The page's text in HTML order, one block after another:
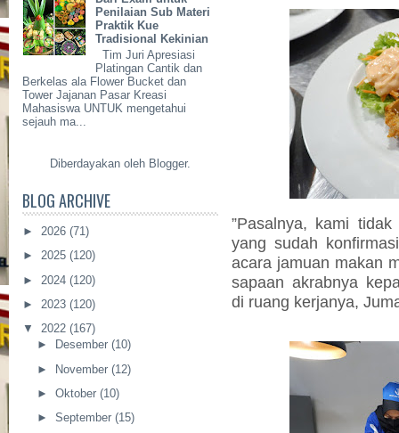
Penilaian Sub Materi
Praktik Kue
Tradisional Kekinian
Tim Juri Apresiasi
Platingan Cantik dan
Berkelas ala Flower Bucket dan
Tower Jajanan Pasar Kreasi
Mahasiswa UNTUK mengetahui
sejauh ma...
Diberdayakan oleh Blogger.
BLOG ARCHIVE
► 2026 (71)
► 2025 (120)
► 2024 (120)
► 2023 (120)
▼ 2022 (167)
►
Desember (10)
► November (12)
► Oktober (10)
► September (15)
”Pasalnya, kami
yang sudah
acara jamuan makan
sapaan akrabnya
di ruang kerjanya,